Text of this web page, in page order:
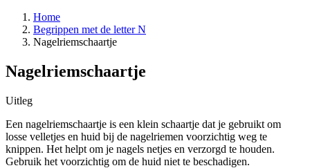
Home
Begrippen met de letter N
Nagelriemschaartje
Nagelriemschaartje
Uitleg
Een nagelriemschaartje is een klein schaartje dat je gebruikt om
losse velletjes en huid bij de nagelriemen voorzichtig weg te
knippen. Het helpt om je nagels netjes en verzorgd te houden.
Gebruik het voorzichtig om de huid niet te beschadigen.